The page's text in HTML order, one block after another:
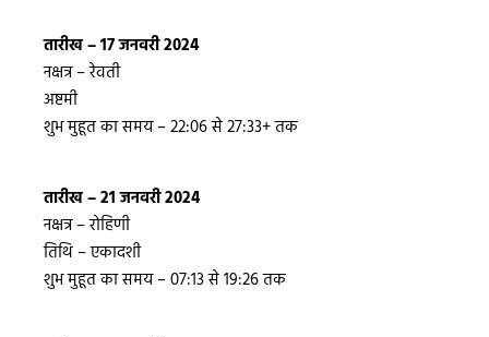
तारीख – 17 जनवरी 2024
नक्षत्र – रेवती
अष्टमी
शुभ मुहूत का समय – 22:06 से 27:33+ तक
तारीख – 21 जनवरी 2024
नक्षत्र – रोहिणी
तिथि – एकादशी
शुभ मुहूत का समय – 07:13 से 19:26 तक